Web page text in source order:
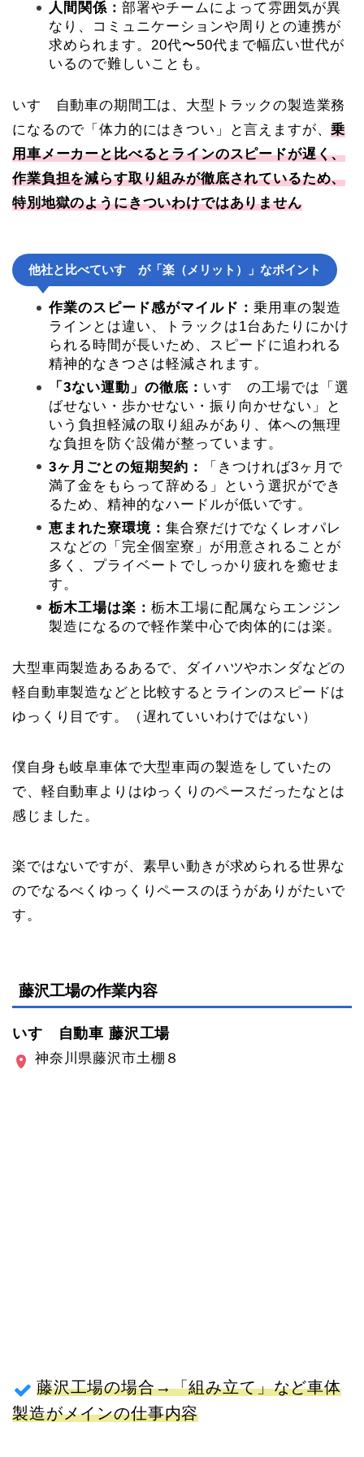
人間関係： 部署やチームによって雰囲気が異
なり、コミュニケーションや周りとの連携が
求められます。20代〜50代まで幅広い世代が
いるので難しいことも。
いすゞ自動車の期間工は、大型トラックの製造業務
になるので「体力的にはきつい」と言えますが、乗
用車メーカーと比べるとラインのスピードが遅く、
作業負担を減らす取り組みが徹底されているため、
特別地獄のようにきついわけではありません
他社と比べていすゞが「楽（メリット）」なポイント
作業のスピード感がマイルド： 乗用車の製造
ラインとは違い、トラックは1台あたりにかけ
られる時間が長いため、スピードに追われる
精神的なきつさは軽減されます。
「3ない運動」の徹底： いすゞの工場では「選
ばせない・歩かせない・振り向かせない」と
いう負担軽減の取り組みがあり、体への無理
な負担を防ぐ設備が整っています。
3ヶ月ごとの短期契約：
「きつければ3ヶ月で
満了金をもらって辞める」という選択ができ
るため、精神的なハードルが低いです。
恵まれた寮環境： 集合寮だけでなくレオパレ
スなどの「完全個室寮」が用意されることが
多く、プライベートでしっかり疲れを癒せま
す。
栃木工場は楽： 栃木工場に配属ならエンジン
製造になるので軽作業中心で肉体的には楽。
大型車両製造あるあるで、ダイハツやホンダなどの
軽自動車製造などと比較するとラインのスピードは
ゆっくり目です。（遅れていいわけではない）
僕自身も岐阜車体で大型車両の製造をしていたの
で、軽自動車よりはゆっくりのペースだったなとは
感じました。
楽ではないですが、素早い動きが求められる世界な
のでなるべくゆっくりペースのほうがありがたいで
す。
藤沢工場の作業内容
いすゞ自動車 藤沢工場
神奈川県藤沢市土棚８
藤沢工場の場合→「組み立て」など車体
製造がメインの仕事内容